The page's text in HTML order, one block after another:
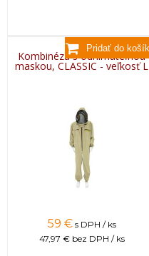
Kombinéza s odnímateľnou
maskou, CLASSIC - veľkosť L
59 € s DPH / ks
47,97 € bez DPH / ks